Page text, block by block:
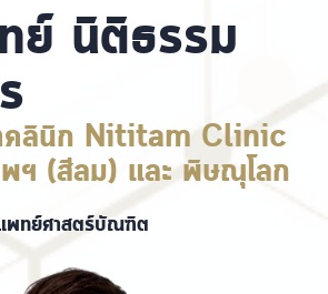
ย์ นิติธรรม
คลินิก Nititam Clinic
พฯ (สีลม) และ พิษณุโลก
พทย์ศาสตร์บัณฑิต